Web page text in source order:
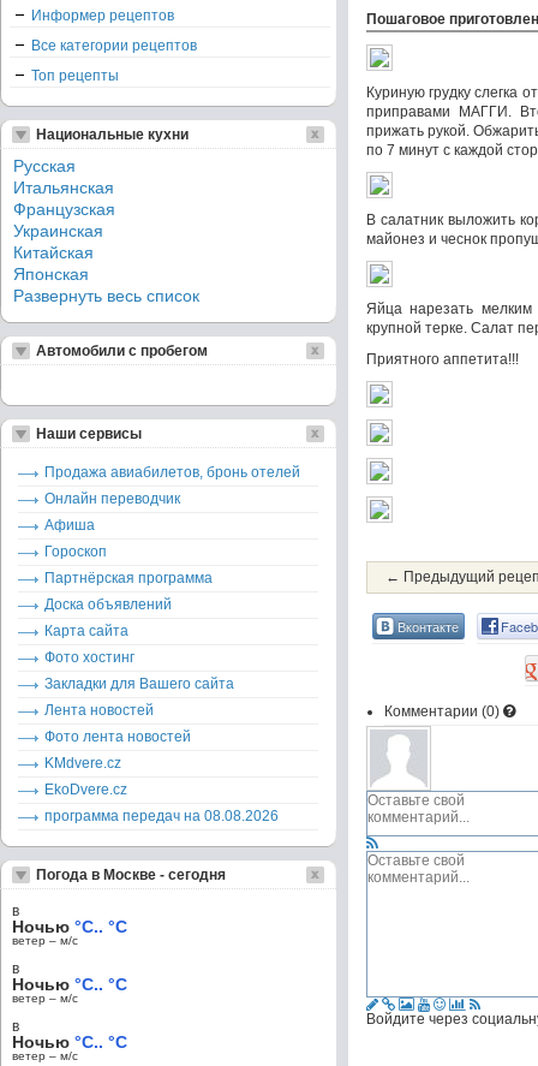
Пошаговое
Куриную грудку слегка
приправами МАГГИ.
прижать рукой.
по 7 минут с каждой
В салатник выложить
майонез и чеснок
Яйца нарезать мелким
крупной терке. Салат
Приятного аппетита!!!
← Предыдущий
Вконтакте
Комментарии (0)
Войдите через
Информер рецептов
Все категории рецептов
Топ рецепты
Национальные кухни
Русская
Итальянская
Французская
Украинская
Китайская
Японская
Развернуть весь список
Автомобили с пробегом
Наши сервисы
Продажа авиабилетов, бронь отелей
Онлайн переводчик
Афиша
Гороскоп
Партнёрская программа
Доска объявлений
Карта сайта
Фото хостинг
Закладки для Вашего сайта
Лента новостей
Фото лента новостей
KMdvere.cz
EkoDvere.cz
программа передач на 08.08.2026
Погода в Москве - сегодня
в
Ночью °C.. °C
ветер – м/c
в
Ночью °C.. °C
ветер – м/c
в
Ночью °C.. °C
ветер – м/c